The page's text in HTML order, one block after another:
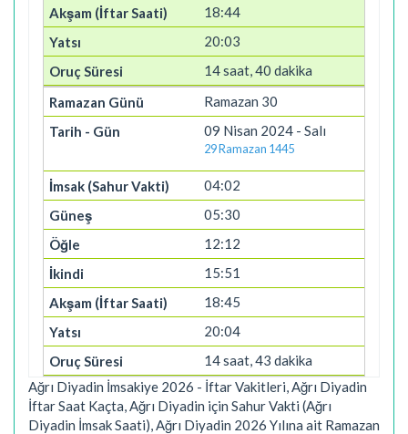
18:44
20:03
14 saat, 40 dakika
Ramazan 30
09 Nisan 2024 - Salı
29 Ramazan 1445
04:02
05:30
12:12
15:51
18:45
20:04
14 saat, 43 dakika
Ağrı Diyadin İmsakiye 2026 - İftar Vakitleri, Ağrı Diyadin
İftar Saat Kaçta, Ağrı Diyadin için Sahur Vakti (Ağrı
Diyadin İmsak Saati), Ağrı Diyadin 2026 Yılına ait Ramazan